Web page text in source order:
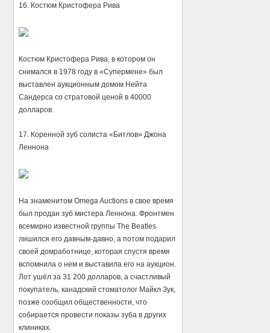
16. Костюм Кристофера Рива
Костюм Кристофера Рива, в котором он
снимался в 1978 году в «Супермене» был
выставлен аукционным домом Нейта
Сандерса со стратовой ценой в 40000
долларов.
17. Коренной зуб солиста «Битлов» Джона
Леннона
На знаменитом Omega Auctions в свое время
был продан зуб мистера Леннона. Фронтмен
всемирно известной группы The Beatles
лишился его давным-давно, а потом подарил
своей домработнице, которая спустя время
вспомнила о нем и выставила его на аукцион.
Лот ушёл за 31 200 долларов, а счастливый
покупатель, канадский стоматолог Майкл Зук,
позже сообщил общественности, что
собирается провести показы зуба в других
клиниках.